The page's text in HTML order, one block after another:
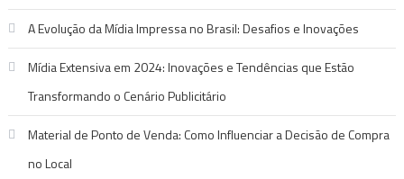
A Evolução da Mídia Impressa no Brasil: Desafios e Inovações
Mídia Extensiva em 2024: Inovações e Tendências que Estão
Transformando o Cenário Publicitário
Material de Ponto de Venda: Como Influenciar a Decisão de Compra
no Local